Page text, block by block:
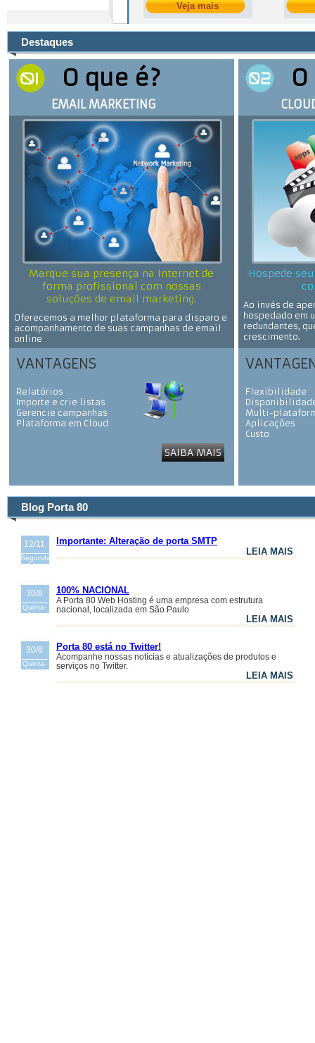
Veja mais
Destaques
O que é?
EMAIL MARKETING
Marque sua presença na Internet de
forma profissional com nossas
soluções de email marketing.
Oferecemos a melhor plataforma para disparo e
acompanhamento de suas campanhas de email
online
VANTAGENS
Relatórios
Importe e crie listas
Gerencie campanhas
Plataforma em Cloud
SAIBA MAIS
Hospede
Ao invés de
hospedado em
redundantes,
crescimento.
Flexibilidade
Multi-
Aplicações
Custo
Blog Porta 80
12/11
Segunda-
feira
Importante: Alteração de porta SMTP
LEIA MAIS
30/8
Quinta-
feira
100% NACIONAL
A Porta 80 Web Hosting é uma empresa com estrutura
nacional, localizada em São Paulo
LEIA MAIS
30/8
Quinta-
feira
Porta 80 está no Twitter!
Acompanhe nossas notícias e atualizações de produtos e
serviços no Twitter.
LEIA MAIS